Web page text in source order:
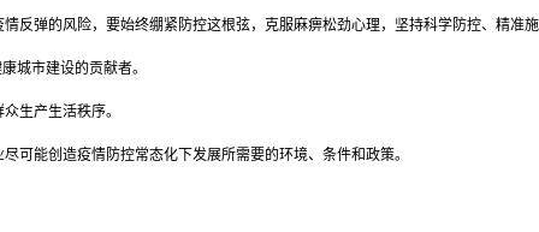
弹的风险，要始终绷紧防控这根弦，克服麻痹松劲心理，坚持科学防控、精准施
城市建设的贡献者。
生产生活秩序。
能创造疫情防控常态化下发展所需要的环境、条件和政策。